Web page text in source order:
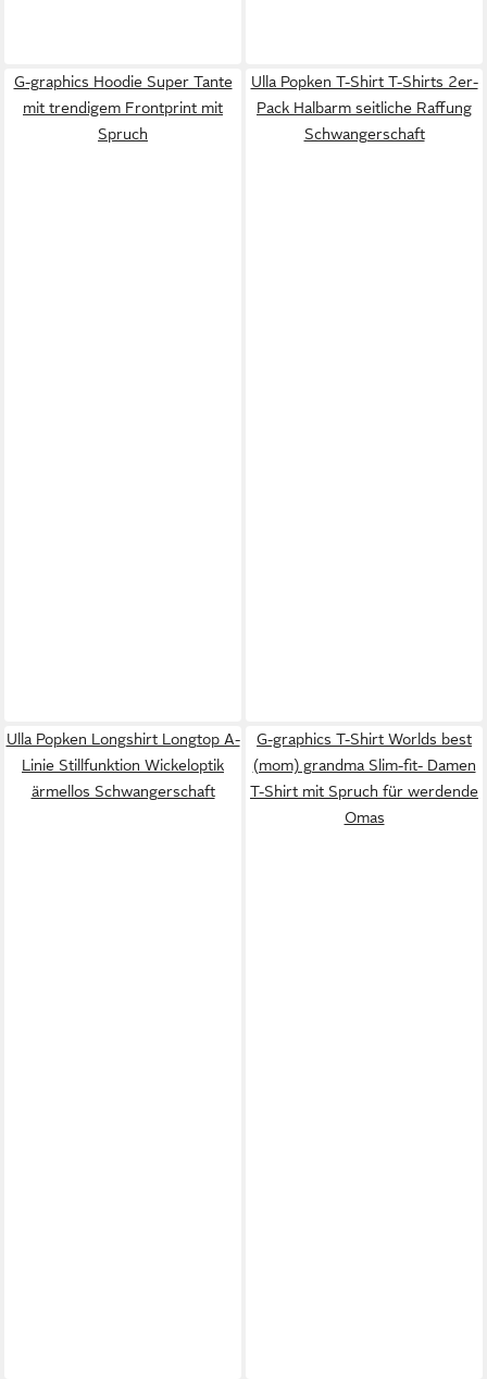
G-graphics Hoodie Super Tante
mit trendigem Frontprint mit
Spruch
Ulla Popken T-Shirt T-Shirts 2er-
Pack Halbarm seitliche Raffung
Schwangerschaft
Ulla Popken Longshirt Longtop A-
Linie Stillfunktion Wickeloptik
ärmellos Schwangerschaft
G-graphics T-Shirt Worlds best
(mom) grandma Slim-fit- Damen
T-Shirt mit Spruch für werdende
Omas